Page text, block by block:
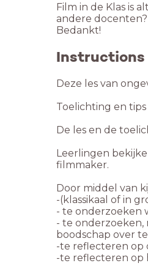
Film in de Klas is
andere
Bedankt!
Instructions
Leerlingen
filmmaker.
- te onderzoeken
- te
boodschap over
-te reflecteren op